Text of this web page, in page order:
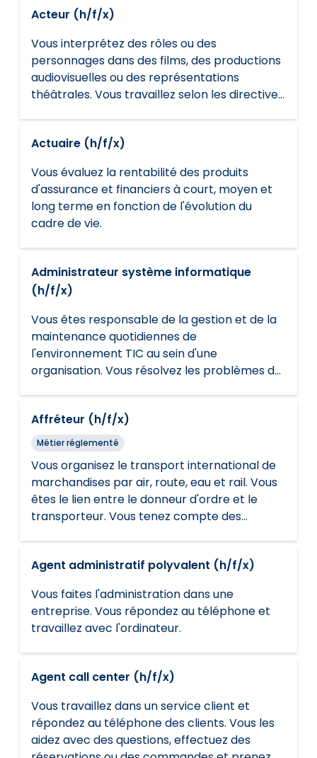
Acteur (h/f/x)
Vous interprétez des rôles ou des
personnages dans des films, des productions
audiovisuelles ou des représentations
théâtrales. Vous travaillez selon les directives
ou de la programmation.
Actuaire (h/f/x)
Vous évaluez la rentabilité des produits
d'assurance et financiers à court, moyen et
long terme en fonction de l'évolution du
cadre de vie.
Administrateur système informatique
(h/f/x)
Vous êtes responsable de la gestion et de la
maintenance quotidiennes de
l'environnement TIC au sein d'une
organisation. Vous résolvez les problèmes de
règlements.
Affréteur (h/f/x)
Métier réglementé
Vous organisez le transport international de
marchandises par air, route, eau et rail. Vous
êtes le lien entre le donneur d'ordre et le
transporteur. Vous tenez compte des
Agent administratif polyvalent (h/f/x)
Vous faites l'administration dans une
entreprise. Vous répondez au téléphone et
travaillez avec l'ordinateur.
Agent call center (h/f/x)
Vous travaillez dans un service client et
répondez au téléphone des clients. Vous les
aidez avec des questions, effectuez des